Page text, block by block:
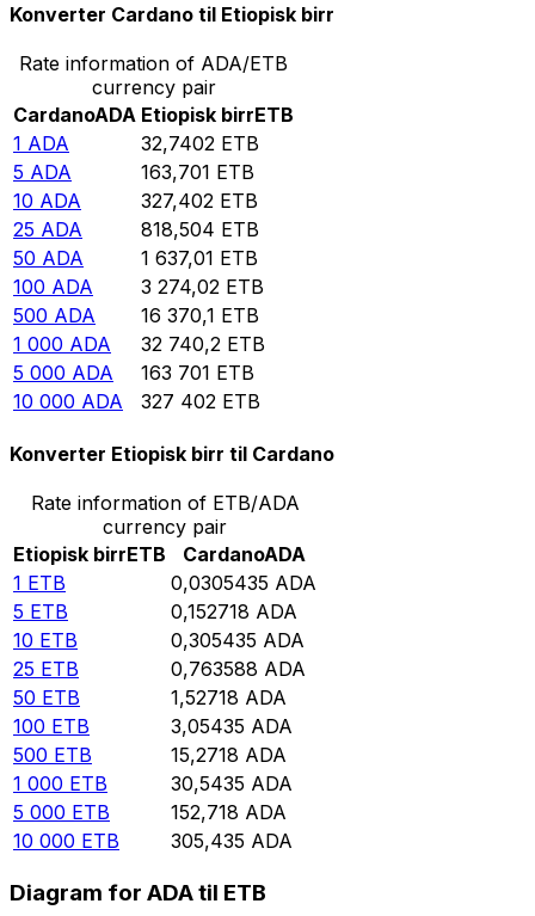
Konverter Cardano til Etiopisk birr
Rate information of ADA/ETB
currency pair
CardanoADA Etiopisk birrETB
1 ADA 32,7402 ETB
5 ADA 163,701 ETB
10 ADA 327,402 ETB
25 ADA 818,504 ETB
50 ADA 1 637,01 ETB
100 ADA 3 274,02 ETB
500 ADA 16 370,1 ETB
1 000 ADA 32 740,2 ETB
5 000 ADA 163 701 ETB
10 000 ADA 327 402 ETB
Konverter Etiopisk birr til Cardano
Rate information of ETB/ADA
currency pair
Etiopisk birrETB CardanoADA
1 ETB 0,0305435 ADA
5 ETB 0,152718 ADA
10 ETB 0,305435 ADA
25 ETB 0,763588 ADA
50 ETB 1,52718 ADA
100 ETB 3,05435 ADA
500 ETB 15,2718 ADA
1 000 ETB 30,5435 ADA
5 000 ETB 152,718 ADA
10 000 ETB 305,435 ADA
Diagram for ADA til ETB